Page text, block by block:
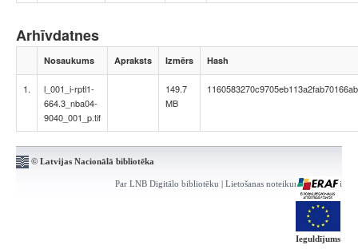
Arhīvdatnes
Nosaukums Apraksts Izmērs Hash
1.
l_001_i-rptl1-
664.3_nba04-
9040_001_p.tif
149.7
MB
1160583270c9705eb113a2fab70166ab
© Latvijas Nacionālā bibliotēka
Par LNB Digitālo bibliotēku | Lietošanas noteikumi | Kontakti
Ieguldījums